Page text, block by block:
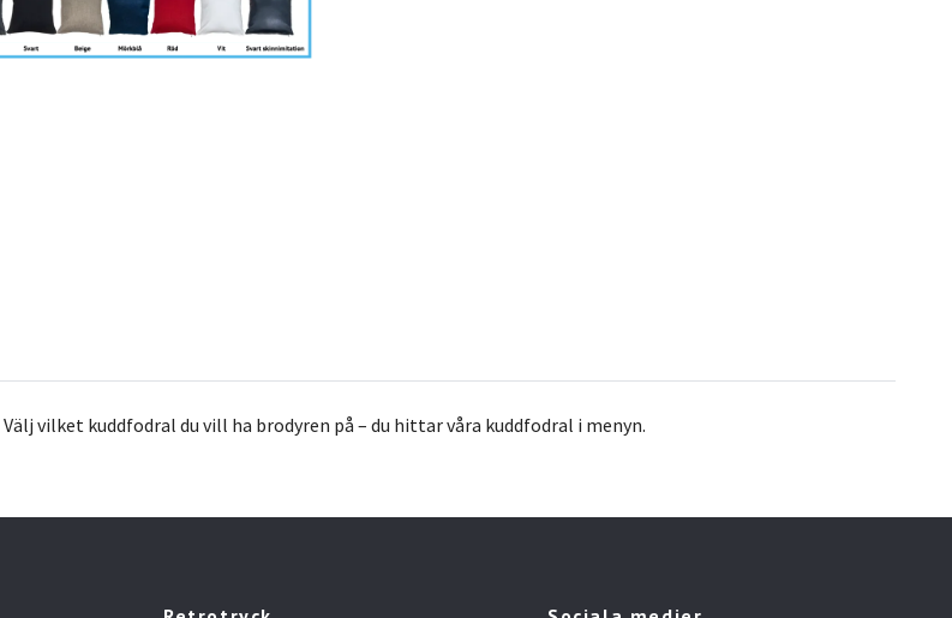
Välj vilket kuddfodral du vill ha brodyren på – du hittar våra kuddfodral i menyn.